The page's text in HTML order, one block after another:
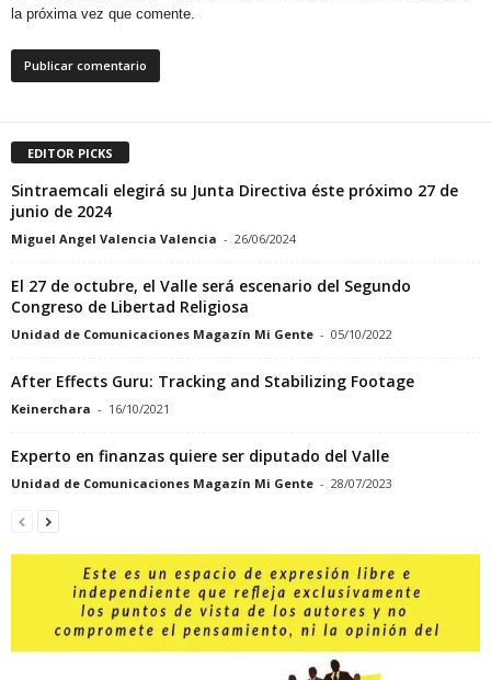
la próxima vez que comente.
EDITOR PICKS
Sintraemcali elegirá su Junta Directiva éste próximo 27 de
junio de 2024
Miguel Angel Valencia Valencia - 26/06/2024
El 27 de octubre, el Valle será escenario del Segundo
Congreso de Libertad Religiosa
Unidad de Comunicaciones Magazín Mi Gente - 05/10/2022
After Effects Guru: Tracking and Stabilizing Footage
Keinerchara - 16/10/2021
Experto en finanzas quiere ser diputado del Valle
Unidad de Comunicaciones Magazín Mi Gente - 28/07/2023